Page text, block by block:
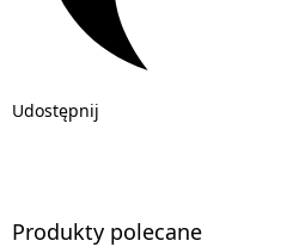
Udostępnij
Produkty polecane